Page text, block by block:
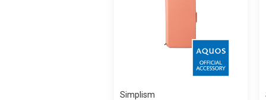
Simplism